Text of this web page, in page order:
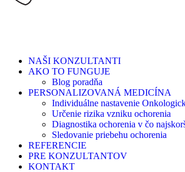
NAŠI KONZULTANTI
AKO TO FUNGUJE
Blog poradňa
PERSONALIZOVANÁ MEDICÍNA
Individuálne nastavenie
Určenie rizika vzniku ochorenia
Diagnostika ochorenia v čo
Sledovanie priebehu ochorenia
REFERENCIE
PRE KONZULTANTOV
KONTAKT